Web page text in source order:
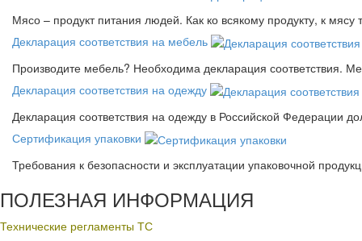
Мясо – продукт питания людей. Как ко всякому продукту, к мясу
Декларация соответствия на мебель
Производите мебель? Необходима декларация соответствия.
Декларация соответствия на одежду
Декларация соответствия на одежду в Российской Федерации
Сертификация упаковки
Требования к безопасности и эксплуатации упаковочной
ПОЛЕЗНАЯ ИНФОРМАЦИЯ
Технические регламенты ТС